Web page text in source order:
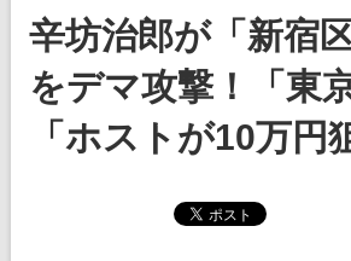
辛坊治郎が「新宿
をデマ攻撃！「東
「ホストが10万円